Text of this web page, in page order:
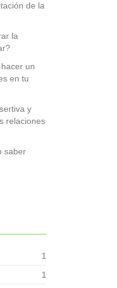
de la
la
un
en tu
y
relaciones
saber
1
1